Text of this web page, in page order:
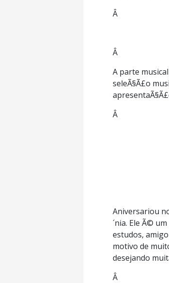
Â
Â
A parte
seleÃ§Ã£o
Â
Aniversariou
´nia. Ele Ã©
estudos,
motivo de
desejando
Â